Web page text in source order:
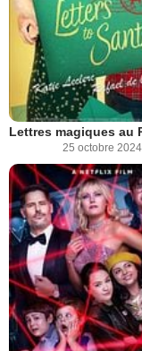
Lettres magiques au
25 octobre 2024